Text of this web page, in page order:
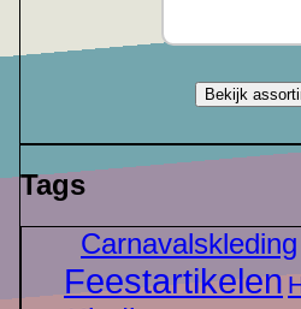
Bekijk
Tags
Carnavalskleding
Feestartikelen